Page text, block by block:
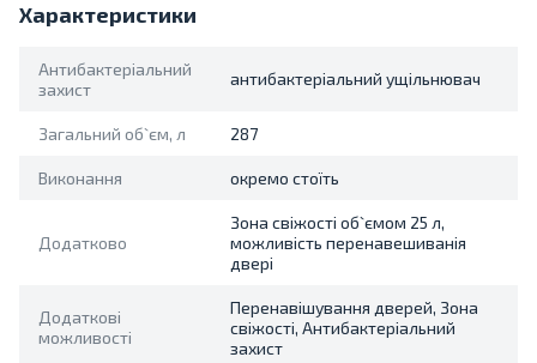
Характеристики
Антибактеріальний
захист
антибактеріальний ущільнювач
Загальний об`єм, л 287
Виконання окремо стоїть
Додатково
Зона свіжості об`ємом 25 л,
можливість перенавешиванія
двері
Додаткові
можливості
Перенавішування дверей, Зона
свіжості, Антибактеріальний
захист